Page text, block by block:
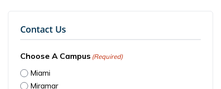
Contact Us
Choose A Campus (Required)
Miami
Miramar